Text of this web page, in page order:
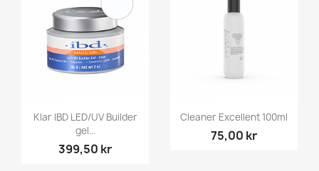
Klar IBD LED/UV Builder
gel...
399,50 kr
Cleaner Excellent 100ml
75,00 kr